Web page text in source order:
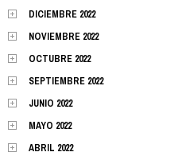
DICIEMBRE 2022
NOVIEMBRE 2022
OCTUBRE 2022
SEPTIEMBRE 2022
JUNIO 2022
MAYO 2022
ABRIL 2022